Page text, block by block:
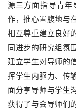
源三方面指导青年
作，推心置腹地与
相互尊重建立良好
同进步的研究组氛
建立学生对导师的
挥学生内驱力、传
面分享导师与学生
获得了与会导师们